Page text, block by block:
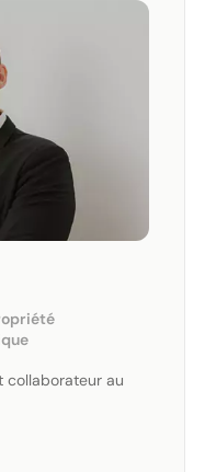
collaborateur au